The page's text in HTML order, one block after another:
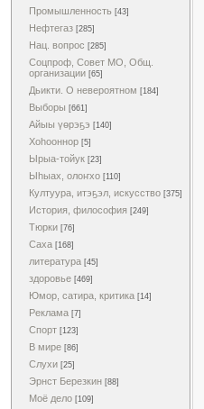
Промышленность [43]
Нефтегаз [285]
Нац. вопрос [285]
Соцпроф, Совет МО, Общ.
организации [65]
Дьикти. О невероятном [184]
Выборы [661]
Айыы үөрэҕэ [140]
Хоһооннор [5]
Ырыа-тойук [23]
Ыһыах, олоҥхо [110]
Култуура, итэҕэл, искусство [375]
История, философия [249]
Тюрки [76]
Саха [168]
литература [45]
здоровье [469]
Юмор, сатира, критика [14]
Реклама [7]
Спорт [123]
В мире [86]
Слухи [25]
Эрнст Березкин [88]
Моё дело [109]